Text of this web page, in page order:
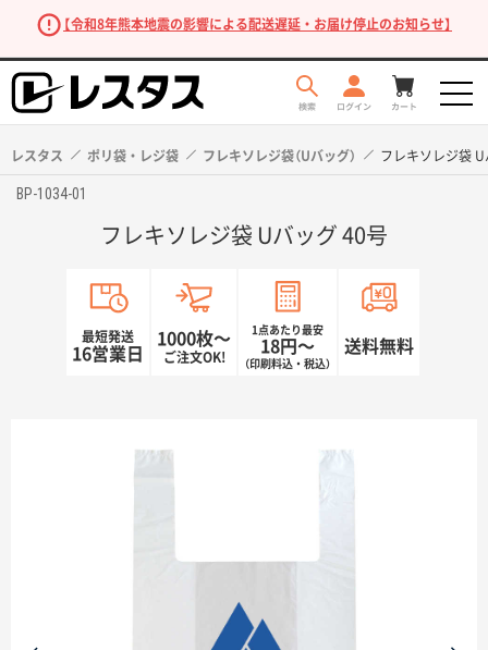
【令和8年熊本地震の影響による配送遅延・お届け停止のお知らせ】
レスタス ポリ袋・レジ袋 フレキソレジ袋（Uバッグ） フレキソレジ袋
BP-1034-01
フレキソレジ袋 Uバッグ 40号
最短発送
16営業日
1000枚〜
ご注文OK!
1点あたり最安
18円〜
（印刷料込・税込）
送料無料